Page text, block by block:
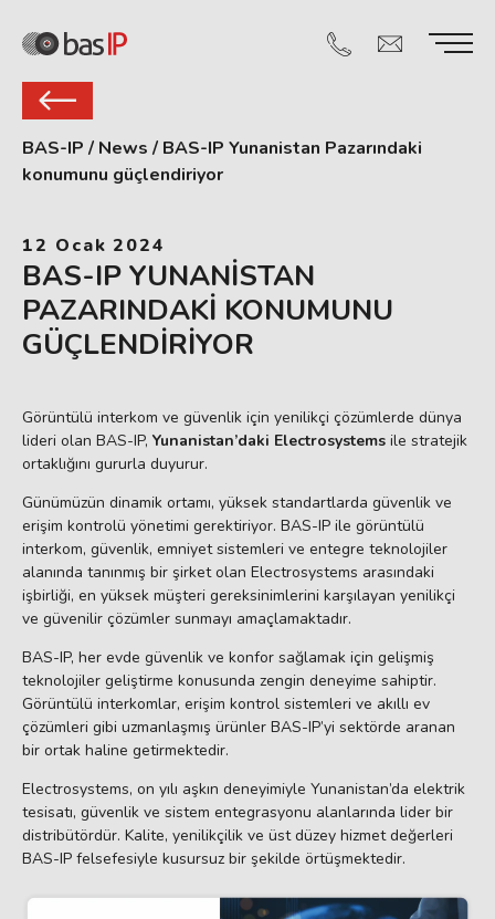
BAS-IP / News / BAS-IP Yunanistan Pazarındaki
konumunu güçlendiriyor
12 Ocak 2024
BAS-IP YUNANISTAN
PAZARINDAKI KONUMUNU
GÜÇLENDIRIYOR
Görüntülü interkom ve güvenlik için yenilikçi çözümlerde dünya
lideri olan BAS-IP, Yunanistan’daki Electrosystems ile stratejik
ortaklığını gururla duyurur.
Günümüzün dinamik ortamı, yüksek standartlarda güvenlik ve
erişim kontrolü yönetimi gerektiriyor. BAS-IP ile görüntülü
interkom, güvenlik, emniyet sistemleri ve entegre teknolojiler
alanında tanınmış bir şirket olan Electrosystems arasındaki
işbirliği, en yüksek müşteri gereksinimlerini karşılayan yenilikçi
ve güvenilir çözümler sunmayı amaçlamaktadır.
BAS-IP, her evde güvenlik ve konfor sağlamak için gelişmiş
teknolojiler geliştirme konusunda zengin deneyime sahiptir.
Görüntülü interkomlar, erişim kontrol sistemleri ve akıllı ev
çözümleri gibi uzmanlaşmış ürünler BAS-IP’yi sektörde aranan
bir ortak haline getirmektedir.
Electrosystems, on yılı aşkın deneyimiyle Yunanistan’da elektrik
tesisatı, güvenlik ve sistem entegrasyonu alanlarında lider bir
distribütördür. Kalite, yenilikçilik ve üst düzey hizmet değerleri
BAS-IP felsefesiyle kusursuz bir şekilde örtüşmektedir.